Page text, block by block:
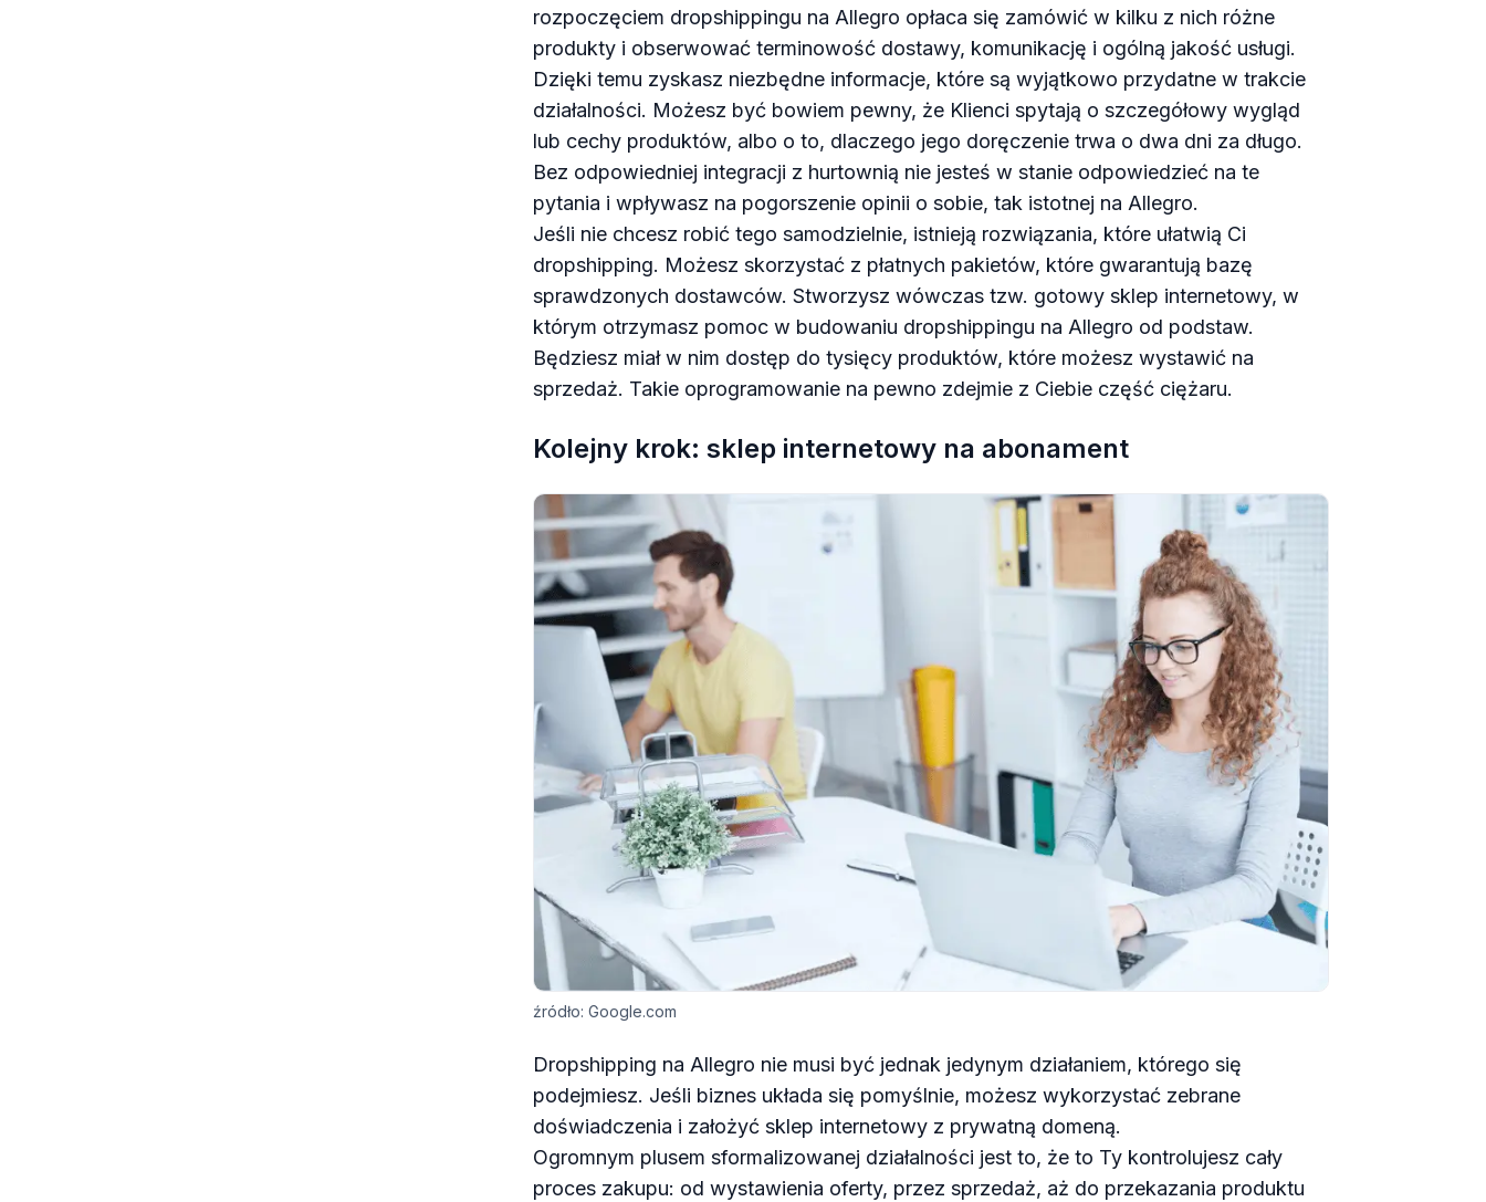
rozpoczęciem dropshippingu na Allegro opłaca się zamówić w kilku z nich różne
produkty i obserwować terminowość dostawy, komunikację i ogólną jakość usługi.
Dzięki temu zyskasz niezbędne informacje, które są wyjątkowo przydatne w trakcie
działalności. Możesz być bowiem pewny, że Klienci spytają o szczegółowy wygląd
lub cechy produktów, albo o to, dlaczego jego doręczenie trwa o dwa dni za długo.
Bez odpowiedniej integracji z hurtownią nie jesteś w stanie odpowiedzieć na te
pytania i wpływasz na pogorszenie opinii o sobie, tak istotnej na Allegro.
Jeśli nie chcesz robić tego samodzielnie, istnieją rozwiązania, które ułatwią Ci
dropshipping. Możesz skorzystać z płatnych pakietów, które gwarantują bazę
sprawdzonych dostawców. Stworzysz wówczas tzw. gotowy sklep internetowy, w
którym otrzymasz pomoc w budowaniu dropshippingu na Allegro od podstaw.
Będziesz miał w nim dostęp do tysięcy produktów, które możesz wystawić na
sprzedaż. Takie oprogramowanie na pewno zdejmie z Ciebie część ciężaru.
Kolejny krok: sklep internetowy na abonament
źródło: Google.com
Dropshipping na Allegro nie musi być jednak jedynym działaniem, którego się
podejmiesz. Jeśli biznes układa się pomyślnie, możesz wykorzystać zebrane
doświadczenia i założyć sklep internetowy z prywatną domeną.
Ogromnym plusem sformalizowanej działalności jest to, że to Ty kontrolujesz cały
proces zakupu: od wystawienia oferty, przez sprzedaż, aż do przekazania produktu